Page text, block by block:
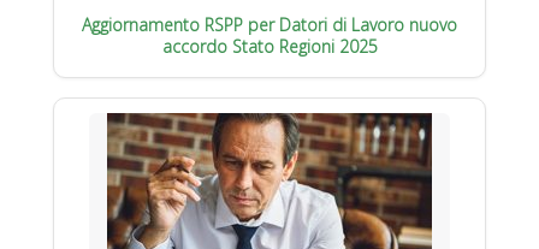
Aggiornamento RSPP per Datori di Lavoro nuovo
accordo Stato Regioni 2025